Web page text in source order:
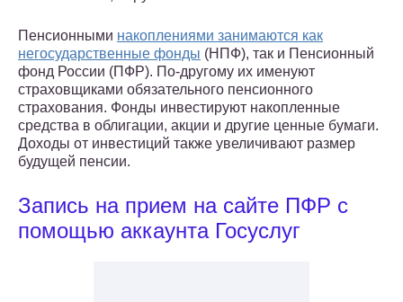
Пенсионными накоплениями занимаются как
негосударственные фонды (НПФ), так и Пенсионный
фонд России (ПФР). По-другому их именуют
страховщиками обязательного пенсионного
страхования. Фонды инвестируют накопленные
средства в облигации, акции и другие ценные бумаги.
Доходы от инвестиций также увеличивают размер
будущей пенсии.
Запись на прием на сайте ПФР с
помощью аккаунта Госуслуг